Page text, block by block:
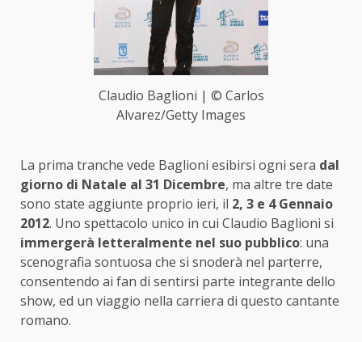
Claudio Baglioni | © Carlos
Alvarez/Getty Images
La prima tranche vede Baglioni esibirsi ogni sera dal
giorno di Natale al 31 Dicembre, ma altre tre date
sono state aggiunte proprio ieri, il 2, 3 e 4 Gennaio
2012. Uno spettacolo unico in cui Claudio Baglioni si
immergerà letteralmente nel suo pubblico: una
scenografia sontuosa che si snoderà nel parterre,
consentendo ai fan di sentirsi parte integrante dello
show, ed un viaggio nella carriera di questo cantante
romano.